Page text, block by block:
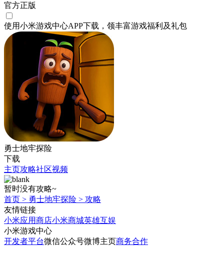
官方正版
使用小米游戏中心APP下载 ，领丰富游戏福利 及礼包
勇士地牢探险
下载
主页攻略社区视频
暂时没有攻略~
首页 > 勇士地牢探险 > 攻略
友情链接
小米应用商店小米商城英雄互娱
小米游戏中心
开发者平台微信公众号微博主页商务合作